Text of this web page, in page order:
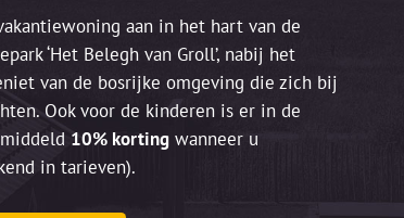
aan in het hart van de
‘Het Belegh van Groll’, nabij het
van de bosrijke omgeving die zich bij
Ook voor de kinderen is er in de
10% kortingwanneer u
in tarieven).